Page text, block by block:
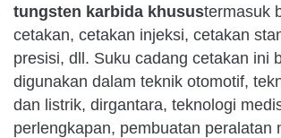
tungsten karbida khusustermasuk
cetakan, cetakan injeksi, cetakan
presisi, dll. Suku cadang cetakan ini
digunakan dalam teknik otomotif,
dan listrik, dirgantara, teknologi
perlengkapan, pembuatan peralatan